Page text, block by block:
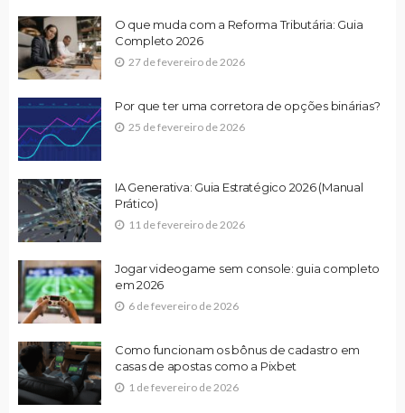
O que muda com a Reforma Tributária: Guia
Completo 2026
27 de fevereiro de 2026
Por que ter uma corretora de opções binárias?
25 de fevereiro de 2026
IA Generativa: Guia Estratégico 2026 (Manual
Prático)
11 de fevereiro de 2026
Jogar videogame sem console: guia completo
em 2026
6 de fevereiro de 2026
Como funcionam os bônus de cadastro em
casas de apostas como a Pixbet
1 de fevereiro de 2026